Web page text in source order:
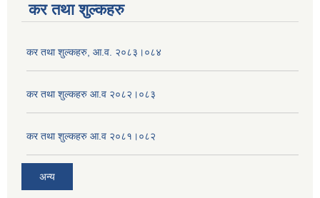
कर तथा शुल्कहरु
कर तथा शुल्कहरु, आ.व. २०८३।०८४
कर तथा शुल्कहरु आ.व २०८२।०८३
कर तथा शुल्कहरु आ.व २०८१।०८२
अन्य